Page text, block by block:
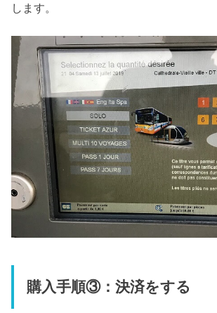
します。
購入手順③：決済をする